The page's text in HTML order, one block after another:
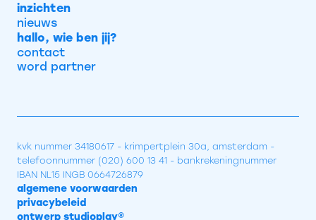
inzichten
nieuws
hallo, wie ben jij?
contact
word partner
kvk nummer 34180617 - krimpertplein 30a, amsterdam -
telefoonnummer (020) 600 13 41 - bankrekeningnummer
IBAN NL15 INGB 0664726879
algemene voorwaarden
privacybeleid
ontwerp studioplay®